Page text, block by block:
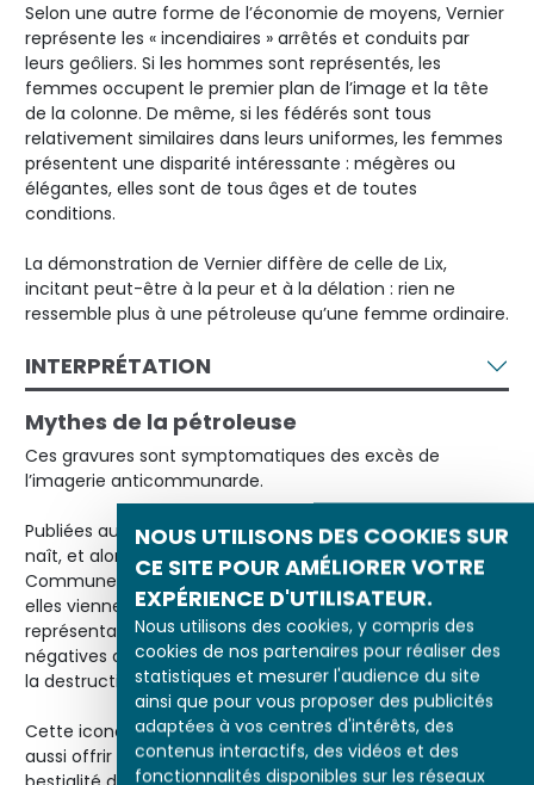
NOUS UTILISONS DES COOKIES SUR
CE SITE POUR AMÉLIORER VOTRE
EXPÉRIENCE D'UTILISATEUR.
Nous utilisons des cookies, y compris des
cookies de nos partenaires pour réaliser des
statistiques et mesurer l'audience du site
ainsi que pour vous proposer des publicités
adaptées à vos centres d'intérêts, des
contenus interactifs, des vidéos et des
fonctionnalités disponibles sur les réseaux
Selon une autre forme de l’économie de moyens, Vernier
représente les « incendiaires » arrêtés et conduits par
leurs geôliers. Si les hommes sont représentés, les
femmes occupent le premier plan de l’image et la tête
de la colonne. De même, si les fédérés sont tous
relativement similaires dans leurs uniformes, les femmes
présentent une disparité intéressante : mégères ou
élégantes, elles sont de tous âges et de toutes
conditions.
La démonstration de Vernier diffère de celle de Lix,
incitant peut-être à la peur et à la délation : rien ne
ressemble plus à une pétroleuse qu’une femme ordinaire.
INTERPRÉTATION
Mythes de la pétroleuse
Ces gravures sont symptomatiques des excès de
l’imagerie anticommunarde.
Publiées au moment même où le mythe de la pétroleuse
naît, et alors que les femmes impliquées dans la
Commune sont traduites devant lesconseils de guerre
elles viennent fournir à l’opinion publique des
représentations efficaces de ces allégories noires ou
négatives de la Commune comme règne du chaos et de
la destruction.
Cette iconographie recourut souvent à l’excès. Elle sut
aussi offrir des « types » incertains et mobiles – de la